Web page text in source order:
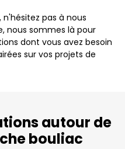
n'hésitez pas à nous
nous sommes là pour
dont vous avez besoin
sur vos projets de
autour de
bouliac